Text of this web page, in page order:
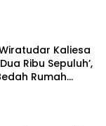
Kaliesa
Ribu Sepuluh’,
Rumah